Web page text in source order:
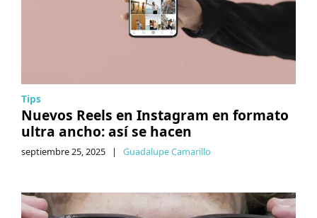
Tips
Nuevos Reels en Instagram en formato
ultra ancho: así se hacen
septiembre 25, 2025 | Guadalupe Camarillo